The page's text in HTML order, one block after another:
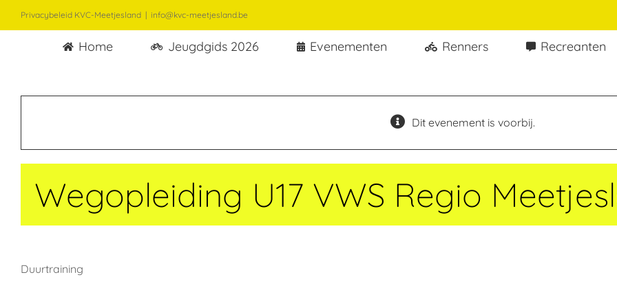
naar
Privacybeleid KVC-Meetjesland | info@kvc-meetjesland.be
Home Jeugdgids 2026 Evenementen Renners Recreanten
Dit evenement is voorbij.
Wegopleiding U17 VWS Regio
Duurtraining